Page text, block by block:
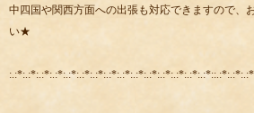
中四国や関西方面への出張も対応できますので、
い★